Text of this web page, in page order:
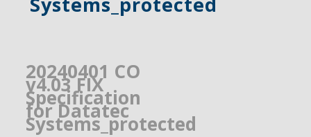
20240401 CO
v4.03 FIX
Specification
for Datatec
Systems_protected